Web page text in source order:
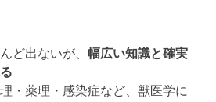
ど出ないが、 幅広い知識と確実
・薬理・感染症など、獣医学に